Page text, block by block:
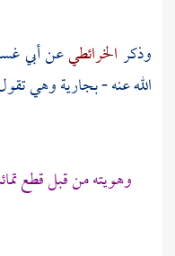
وذكرالخرائطيعنأبي
الله عنه - بجارية وهي
وهويته من قبل قطع